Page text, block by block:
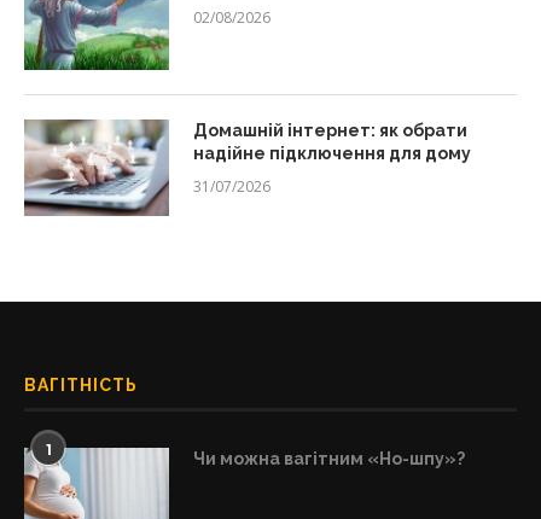
02/08/2026
Домашній інтернет: як обрати
надійне підключення для дому
31/07/2026
ВАГІТНІСТЬ
1 Чи можна вагітним «Но-шпу»?